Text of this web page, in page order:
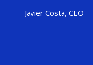
Javier Costa, CEO